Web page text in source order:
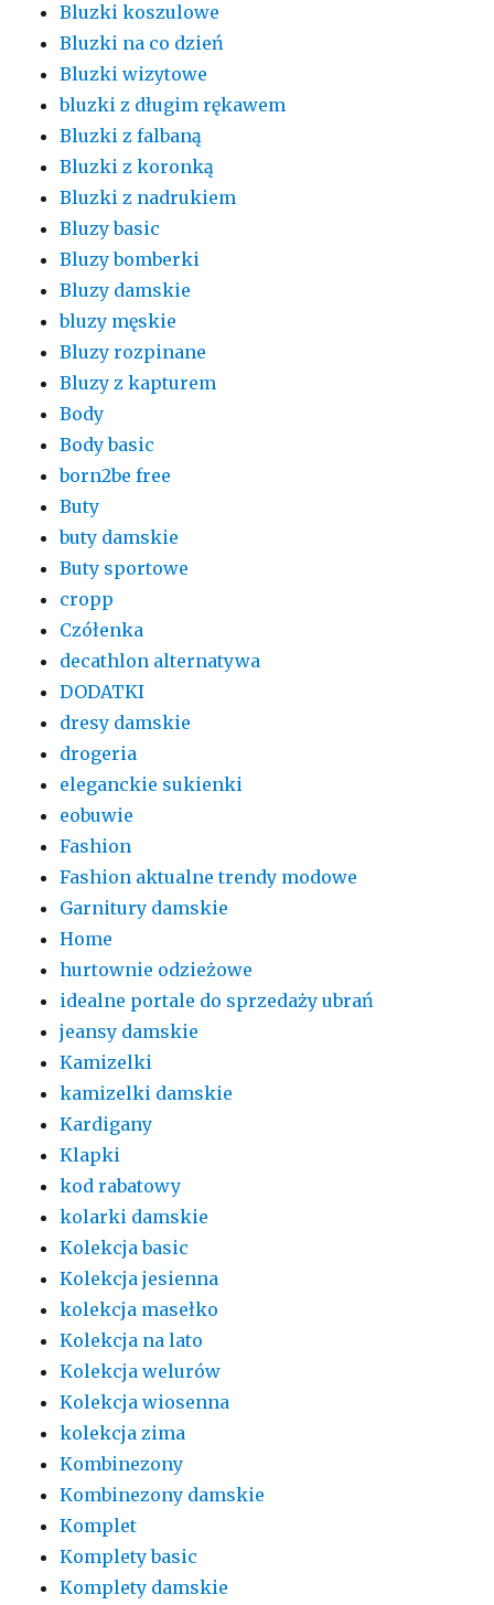
Bluzki koszulowe
Bluzki na co dzień
Bluzki wizytowe
bluzki z długim rękawem
Bluzki z falbaną
Bluzki z koronką
Bluzki z nadrukiem
Bluzy basic
Bluzy bomberki
Bluzy damskie
bluzy męskie
Bluzy rozpinane
Bluzy z kapturem
Body
Body basic
born2be free
Buty
buty damskie
Buty sportowe
cropp
Czółenka
decathlon alternatywa
DODATKI
dresy damskie
drogeria
eleganckie sukienki
eobuwie
Fashion
Fashion aktualne trendy modowe
Garnitury damskie
Home
hurtownie odzieżowe
idealne portale do sprzedaży ubrań
jeansy damskie
Kamizelki
kamizelki damskie
Kardigany
Klapki
kod rabatowy
kolarki damskie
Kolekcja basic
Kolekcja jesienna
kolekcja masełko
Kolekcja na lato
Kolekcja welurów
Kolekcja wiosenna
kolekcja zima
Kombinezony
Kombinezony damskie
Komplet
Komplety basic
Komplety damskie